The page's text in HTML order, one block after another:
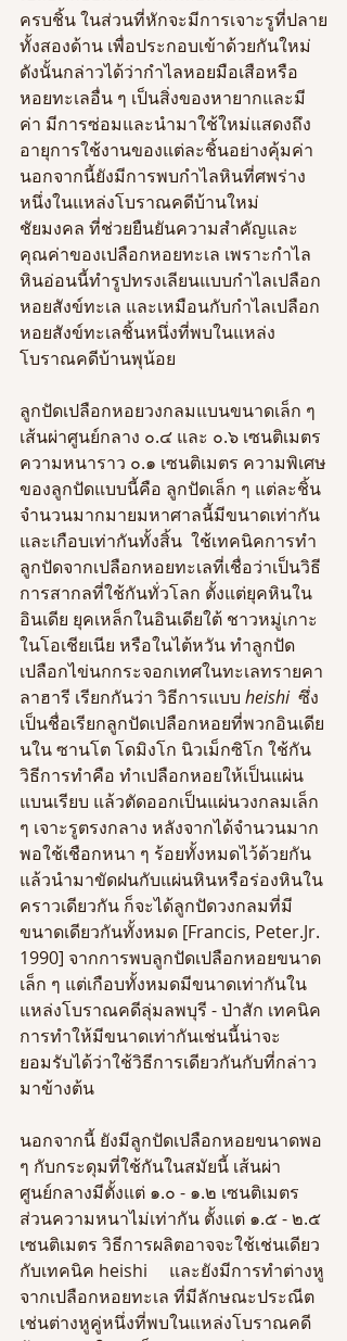
ครบชิ้น ในส่วนที่หักจะมีการเจาะรูที่ปลาย
ทั้งสองด้าน เพื่อประกอบเข้าด้วยกันใหม่
ดังนั้นกล่าวได้ว่ากำไลหอยมือเสือหรือ
หอยทะเลอื่น ๆ เป็นสิ่งของหายากและมี
ค่า มีการซ่อมและนำมาใช้ใหม่แสดงถึง
อายุการใช้งานของแต่ละชิ้นอย่างคุ้มค่า
นอกจากนี้ยังมีการพบกำไลหินที่ศพร่าง
หนึ่งในแหล่งโบราณคดีบ้านใหม่
ชัยมงคล ที่ช่วยยืนยันความสำคัญและ
คุณค่าของเปลือกหอยทะเล เพราะกำไล
หินอ่อนนี้ทำรูปทรงเลียนแบบกำไลเปลือก
หอยสังข์ทะเล และเหมือนกับกำไลเปลือก
หอยสังข์ทะเลชิ้นหนึ่งที่พบในแหล่ง
โบราณคดีบ้านพุน้อย
ลูกปัดเปลือกหอยวงกลมแบนขนาดเล็ก ๆ
เส้นผ่าศูนย์กลาง ๐.๔ และ ๐.๖ เซนติเมตร
ความหนาราว ๐.๑ เซนติเมตร ความพิเศษ
ของลูกปัดแบบนี้คือ ลูกปัดเล็ก ๆ แต่ละชิ้น
จำนวนมากมายมหาศาลนี้มีขนาดเท่ากัน
และเกือบเท่ากันทั้งสิ้น  ใช้เทคนิคการทำ
ลูกปัดจากเปลือกหอยทะเลที่เชื่อว่าเป็นวิธี
การสากลที่ใช้กันทั่วโลก ตั้งแต่ยุคหินใน
อินเดีย ยุคเหล็กในอินเดียใต้ ชาวหมู่เกาะ
ในโอเชียเนีย หรือในไต้หวัน ทำลูกปัด
เปลือกไข่นกกระจอกเทศในทะเลทรายคา
ลาฮารี เรียกกันว่า วิธีการแบบ heishi
  ซึ่ง
เป็นชื่อเรียกลูกปัดเปลือกหอยที่พวกอินเดีย
นใน ซานโต โดมิงโก นิวเม็กซิโก ใช้กัน
วิธีการทำคือ ทำเปลือกหอยให้เป็นแผ่น
แบนเรียบ แล้วตัดออกเป็นแผ่นวงกลมเล็ก
ๆ เจาะรูตรงกลาง หลังจากได้จำนวนมาก
พอใช้เชือกหนา ๆ ร้อยทั้งหมดไว้ด้วยกัน
แล้วนำมาขัดฝนกับแผ่นหินหรือร่องหินใน
คราวเดียวกัน ก็จะได้ลูกปัดวงกลมที่มี
ขนาดเดียวกันทั้งหมด [Francis, Peter.Jr.
1990] จากการพบลูกปัดเปลือกหอยขนาด
เล็ก ๆ แต่เกือบทั้งหมดมีขนาดเท่ากันใน
แหล่งโบราณคดีลุ่มลพบุรี - ป่าสัก เทคนิค
การทำให้มีขนาดเท่ากันเช่นนี้น่าจะ
ยอมรับได้ว่าใช้วิธีการเดียวกันกับที่กล่าว
มาข้างต้น
นอกจากนี้ ยังมีลูกปัดเปลือกหอยขนาดพอ
ๆ กับกระดุมที่ใช้กันในสมัยนี้ เส้นผ่า
ศูนย์กลางมีตั้งแต่ ๑.๐ - ๑.๒ เซนติเมตร
ส่วนความหนาไม่เท่ากัน ตั้งแต่ ๑.๕ - ๒.๕
เซนติเมตร วิธีการผลิตอาจจะใช้เช่นเดียว
กับเทคนิค heishi     และยังมีการทำต่างหู
จากเปลือกหอยทะเล ที่มีลักษณะประณีต
เช่นต่างหูคู่หนึ่งที่พบในแหล่งโบราณคดี